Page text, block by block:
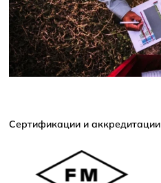
Сертификации и аккредитации